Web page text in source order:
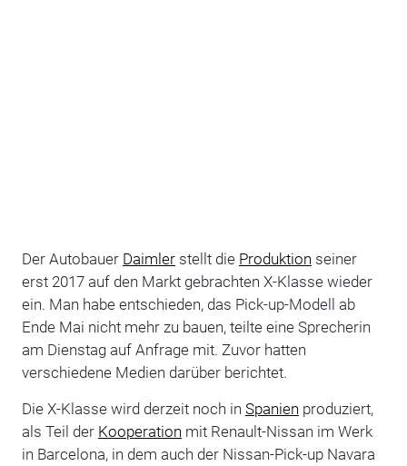
Der Autobauer Daimlerstellt die Produktion seiner
erst 2017 auf den Markt gebrachten X-Klasse wieder
ein. Man habe entschieden, das Pick-up-Modell ab
Ende Mai nicht mehr zu bauen, teilte eine Sprecherin
am Dienstag auf Anfrage mit. Zuvor hatten
verschiedene Medien darüber berichtet.
Die X-Klasse wird derzeit noch in Spanien produziert,
als Teil der Kooperation mit Renault-Nissan im Werk
in Barcelona, in dem auch der Nissan-Pick-up Navara